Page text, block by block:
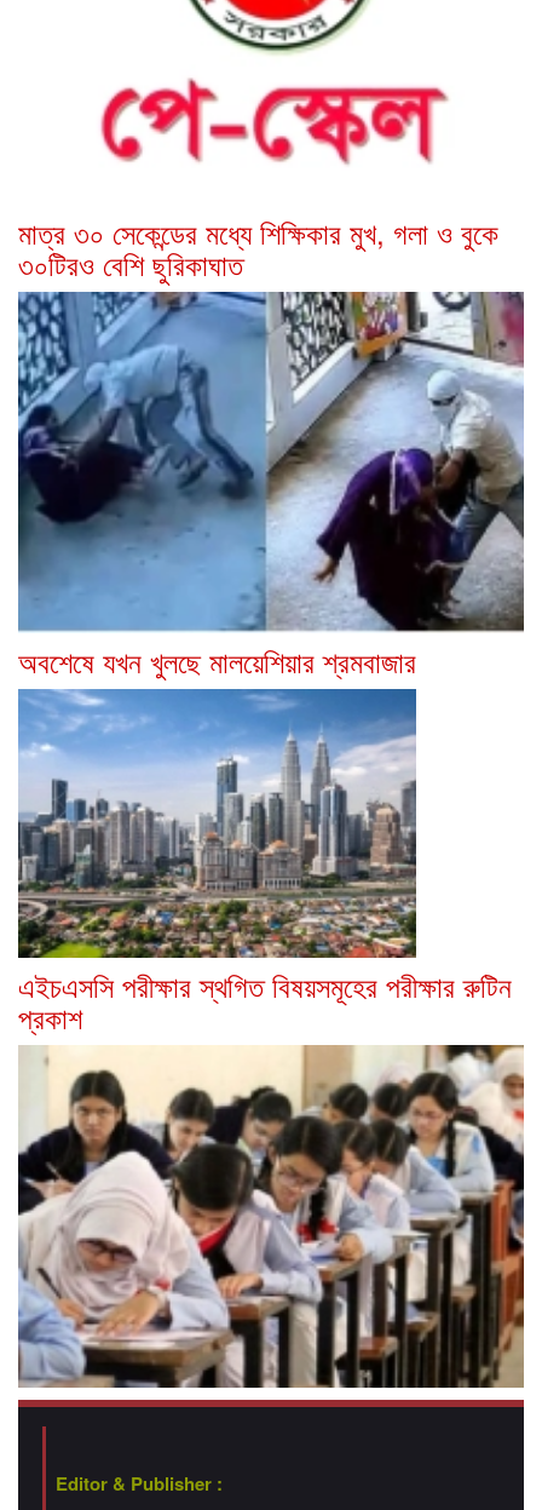
মাত্র ৩০ সেকেন্ডের মধ্যে শিক্ষিকার মুখ, গলা ও বুকে
৩০টিরও বেশি ছুরিকাঘাত
অবশেষে যখন খুলছে মালয়েশিয়ার শ্রমবাজার
এইচএসসি পরীক্ষার স্থগিত বিষয়সমূহের পরীক্ষার রুটিন
প্রকাশ
Editor & Publisher :